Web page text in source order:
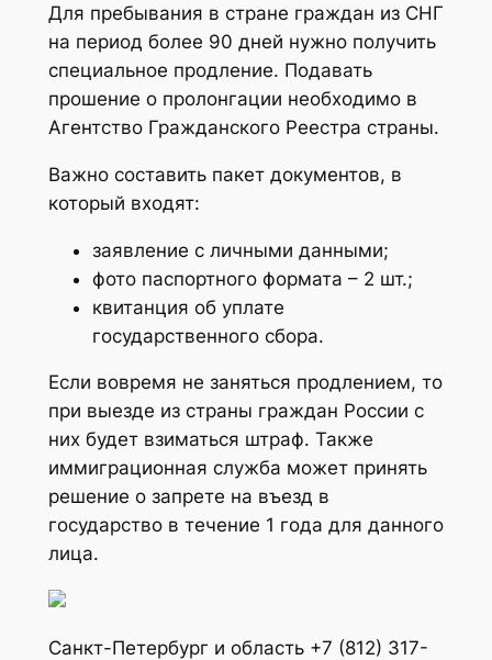
Для пребывания в стране граждан из СНГ
на период более 90 дней нужно получить
специальное продление. Подавать
прошение о пролонгации необходимо в
Агентство Гражданского Реестра страны.
Важно составить пакет документов, в
который входят:
заявление с личными данными;
фото паспортного формата – 2 шт.;
квитанция об уплате
государственного сбора.
Если вовремя не заняться продлением, то
при выезде из страны граждан России с
них будет взиматься штраф. Также
иммиграционная служба может принять
решение о запрете на въезд в
государство в течение 1 года для данного
лица.
Санкт-Петербург и область +7 (812) 317-